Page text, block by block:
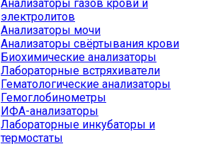
Анализаторы газов крови и
электролитов
Анализаторы мочи
Анализаторы свёртывания крови
Биохимические анализаторы
Лабораторные встряхиватели
Гематологические анализаторы
Гемоглобинометры
ИФА-анализаторы
Лабораторные инкубаторы и
термостаты